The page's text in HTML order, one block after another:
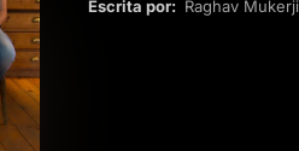
Escrita por: Raghav Mukerji